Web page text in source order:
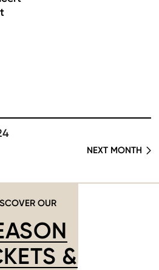
NEXT MONTH
OUR
&